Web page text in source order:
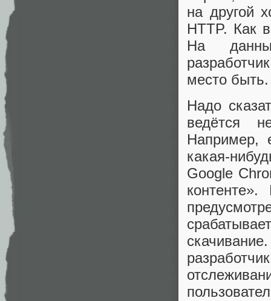
на другой
HTTP. Как
На
место быть.
Надо
ведётся
Например,
какая-
Google